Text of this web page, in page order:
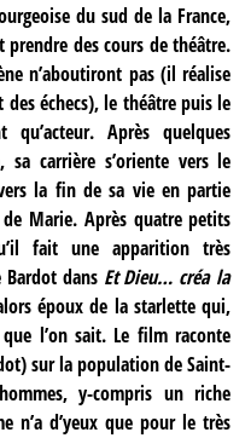
du sud de la France,
prendre des cours de théâtre.
n’aboutiront pas (il réalise
échecs), le théâtre puis le
Après quelques
carrière s’oriente vers le
la fin de sa vie en partie
Marie. Après quatre petits
fait une apparition très
Bardot dans Et Dieu… créa la
époux de la starlette qui,
l’on sait. Le film raconte
sur la population de Saint-
y-compris un riche
n’a d’yeux que pour le très